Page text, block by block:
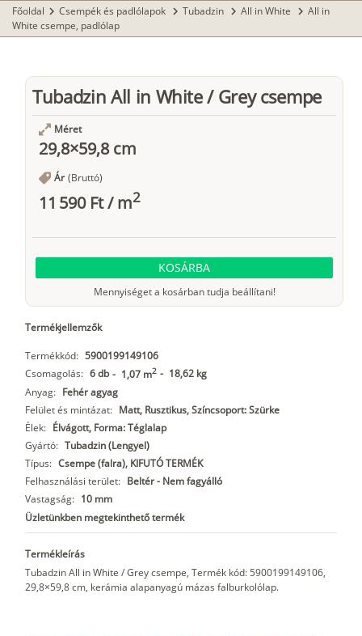
Főoldal chevron_right Csempék és padlólapok chevron_right Tubadzin chevron_right All in White chevron_right All in
White csempe, padlólap
Tubadzin All in White / Grey csempe
Méret
29,8×59,8 cm
Ár (Bruttó)
11 590 Ft/m2
KOSÁRBA
Mennyiséget a kosárban tudja beállítani!
Termékjellemzők
Termékkód: 5900199149106
Csomagolás: 6 db - 1,07 m2 - 18,62 kg
Anyag: Fehér agyag
Felület és mintázat: Matt, Rusztikus, Színcsoport: Szürke
Élek: Élvágott, Forma: Téglalap
Gyártó: Tubadzin (Lengyel)
Típus: Csempe (falra), KIFUTÓ TERMÉK
Felhasználási terület: Beltér - Nem fagyálló
Vastagság: 10 mm
Üzletünkben megtekinthető termék
Termékleírás
Tubadzin All in White / Grey csempe, Termék kód: 5900199149106,
29,8×59,8 cm, kerámia alapanyagú mázas falburkolólap.